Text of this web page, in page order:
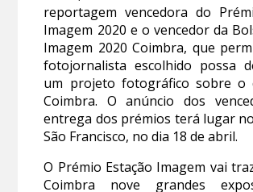
reportagem vencedora do
Imagem 2020 e o vencedor da
Imagem 2020 Coimbra, que
fotojornalista escolhido possa
um projeto fotográfico sobre o
Coimbra. O anúncio dos
entrega dos prémios terá lugar
São Francisco, no dia 18 de abril.
O Prémio Estação Imagem vai
Coimbra nove grandes